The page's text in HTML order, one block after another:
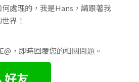
處理的，我是Hans，請跟著我
界！
，即時回覆您的相關問題。